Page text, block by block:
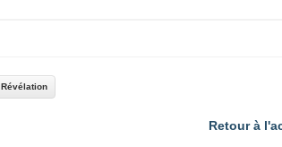
Révélation
Retour à